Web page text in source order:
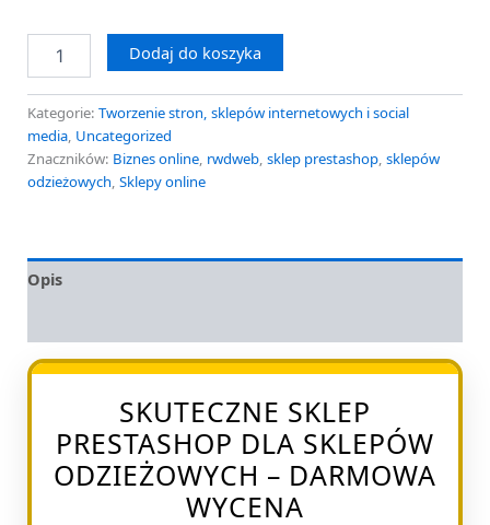
Dodaj do koszyka
Kategorie: Tworzenie stron, sklepów internetowych i social
media, Uncategorized
Znaczników: Biznes online, rwdweb, sklep prestashop, sklepów
odzieżowych, Sklepy online
Opis
SKUTECZNE SKLEP
PRESTASHOP DLA SKLEPÓW
ODZIEŻOWYCH – DARMOWA
WYCENA